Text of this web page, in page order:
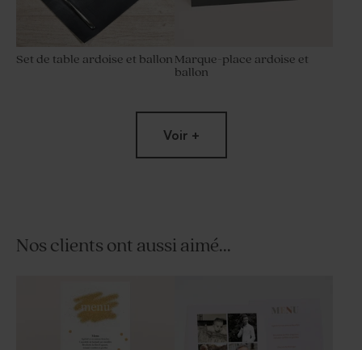
Set de table ardoise et ballon Marque-place ardoise et
ballon
Voir +
Nos clients ont aussi aimé...